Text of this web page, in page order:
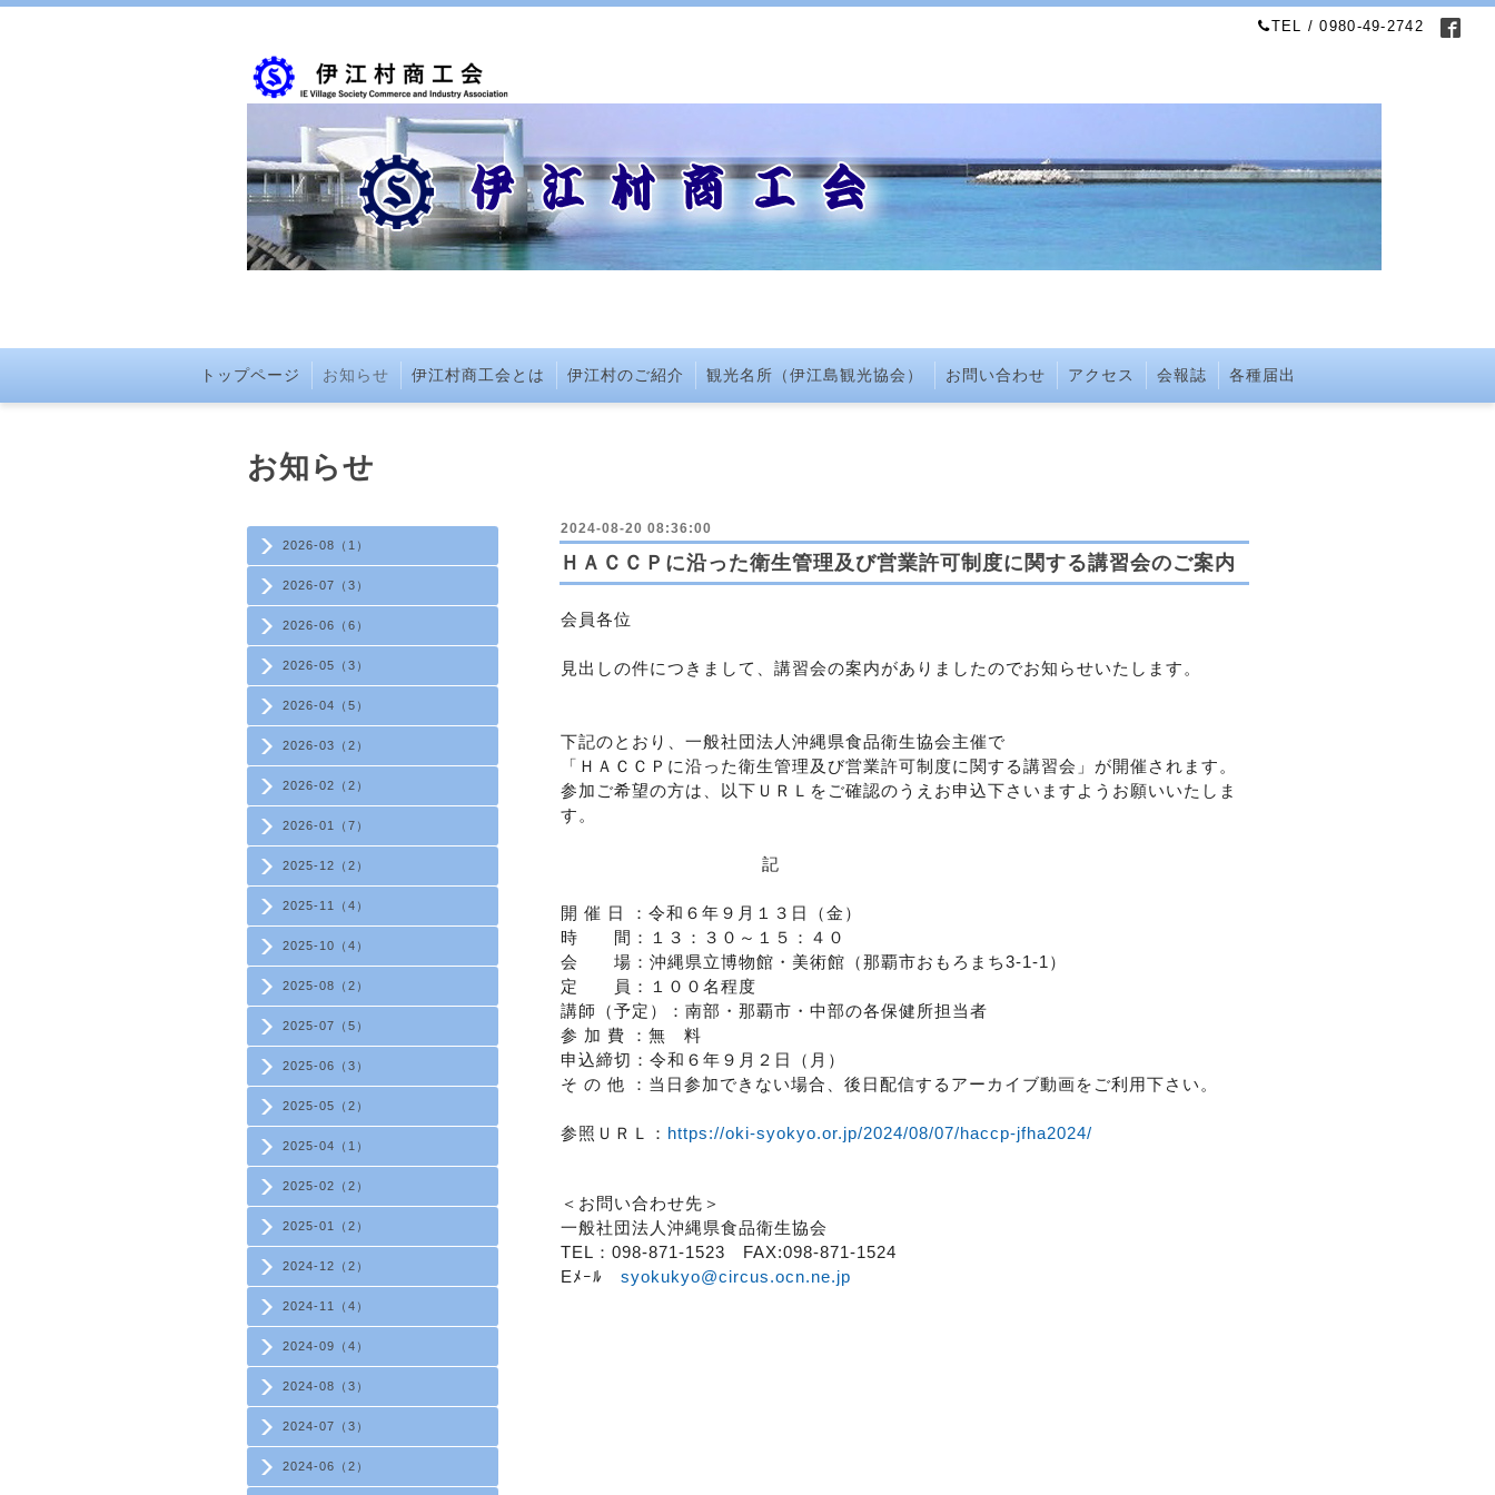
TEL / 0980-49-2742
トップページ お知らせ 伊江村商工会とは 伊江村のご紹介 観光名所（伊江島観光協会） お問い合わせ アクセス 会報誌 各種届出
2026-08（1）
2026-07（3）
2026-06（6）
2026-05（3）
2026-04（5）
2026-03（2）
2026-02（2）
2026-01（7）
2025-12（2）
2025-11（4）
2025-10（4）
2025-08（2）
2025-07（5）
2025-06（3）
2025-05（2）
2025-04（1）
2025-02（2）
2025-01（2）
2024-12（2）
2024-11（4）
2024-09（4）
2024-08（3）
2024-07（3）
2024-06（2）
お知らせ
2024-08-20 08:36:00
ＨＡＣＣＰに沿った衛生管理及び営業許可制度に関する講習会のご案内
会員各位
見出しの件につきまして、講習会の案内がありましたのでお知らせいたします。
下記のとおり、一般社団法人沖縄県食品衛生協会主催で
「ＨＡＣＣＰに沿った衛生管理及び営業許可制度に関する講習会」が開催されます。
参加ご希望の方は、以下ＵＲＬをご確認のうえお申込下さいますよう お願いいたしま
す。
記
開 催 日 ：令和６年９月１３日（金）
時 間：１３：３０～１５：４０
会 場：沖縄県立博物館・美術館（那覇市おもろまち3-1-1）
定 員：１００名程度
講師（予定）：南部・那覇市・中部の各保健所担当者
参 加 費 ：無 料
申込締切：令和６年９月２日（月）
そ の 他 ：当日参加できない場合、後日配信するアーカイブ動画をご利用下さい。
参照ＵＲＬ： https://oki-syokyo.or.jp/2024/08/07/haccp-jfha2024/
＜お問い合わせ先＞
一般社団法人沖縄県食品衛生協会
TEL：098-871-1523 FAX:098-871-1524
Eﾒｰﾙ syokukyo@circus.ocn.ne.jp